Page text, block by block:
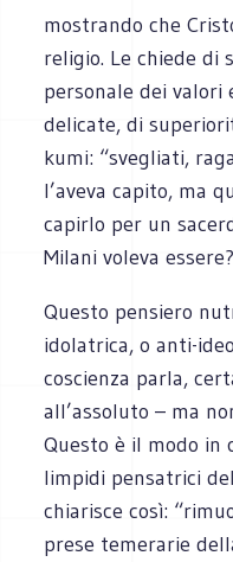
mostrando che
religio. Le chiede di
personale dei valori
delicate, di
kumi: “svegliati,
l’aveva capito, ma
capirlo per un
Milani voleva essere?
Questo pensiero
idolatrica, o anti-
coscienza parla,
all’assoluto – ma
Questo è il modo in
limpidi pensatrici
chiarisce così:
prese temerarie